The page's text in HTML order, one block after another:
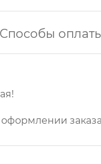
Способы